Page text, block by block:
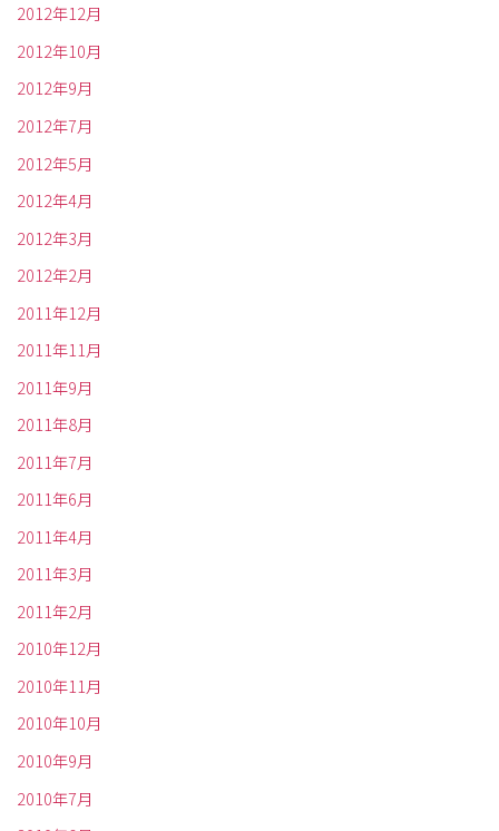
2012年12月
2012年10月
2012年9月
2012年7月
2012年5月
2012年4月
2012年3月
2012年2月
2011年12月
2011年11月
2011年9月
2011年8月
2011年7月
2011年6月
2011年4月
2011年3月
2011年2月
2010年12月
2010年11月
2010年10月
2010年9月
2010年7月